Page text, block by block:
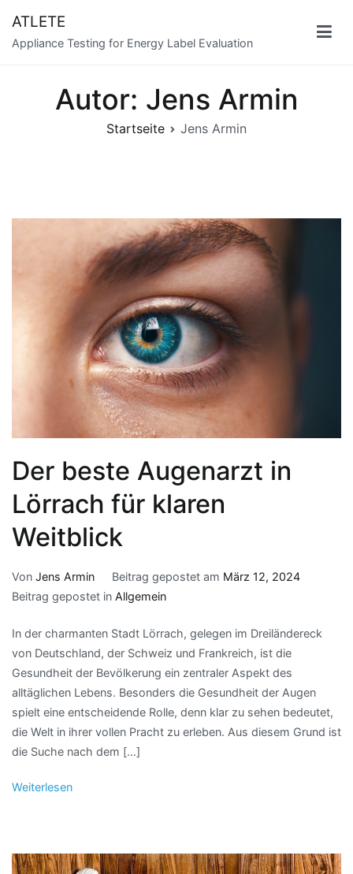
Inhalt
springen
ATLETE
Appliance Testing for Energy Label Evaluation
Autor: Jens Armin
Startseite Jens Armin
Der beste Augenarzt in
Lörrach für klaren
Weitblick
Von Jens Armin Beitrag gepostet am März 12, 2024
Beitrag gepostet in Allgemein
In der charmanten Stadt Lörrach, gelegen im Dreiländereck
von Deutschland, der Schweiz und Frankreich, ist die
Gesundheit der Bevölkerung ein zentraler Aspekt des
alltäglichen Lebens. Besonders die Gesundheit der Augen
spielt eine entscheidende Rolle, denn klar zu sehen bedeutet,
die Welt in ihrer vollen Pracht zu erleben. Aus diesem Grund ist
die Suche nach dem […]
Weiterlesen